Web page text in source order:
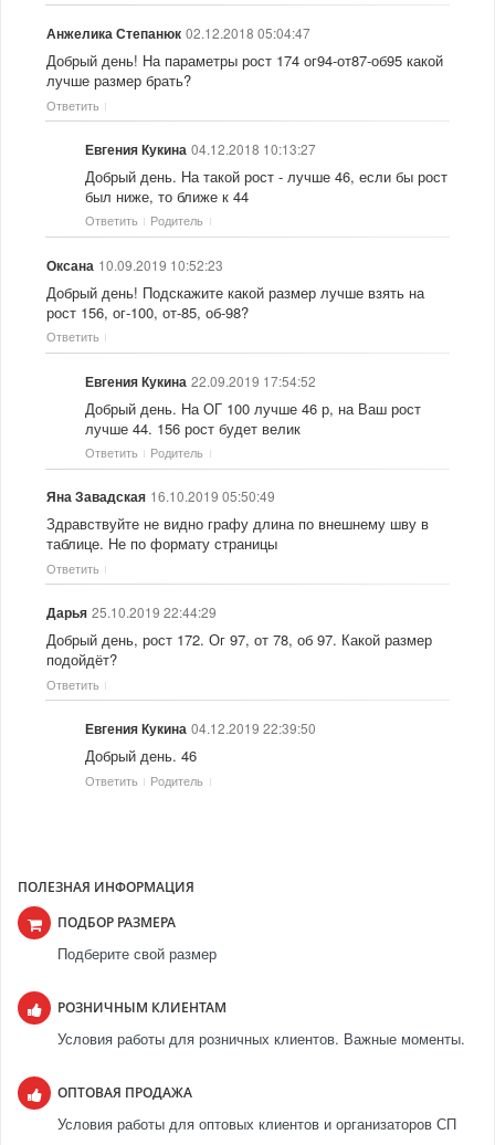
Анжелика Степанюк 02.12.2018 05:04:47
Добрый день! На параметры рост 174 ог94-от87-об95 какой
лучше размер брать?
Ответить
Евгения Кукина 04.12.2018 10:13:27
Добрый день. На такой рост - лучше 46, если бы рост
был ниже, то ближе к 44
Ответить Родитель
Оксана 10.09.2019 10:52:23
Добрый день! Подскажите какой размер лучше взять на
рост 156, ог-100, от-85, об-98?
Ответить
Евгения Кукина 22.09.2019 17:54:52
Добрый день. На ОГ 100 лучше 46 р, на Ваш рост
лучше 44. 156 рост будет велик
Ответить Родитель
Яна Завадская 16.10.2019 05:50:49
Здравствуйте не видно графу длина по внешнему шву в
таблице. Не по формату страницы
Ответить
Дарья 25.10.2019 22:44:29
Добрый день, рост 172. Ог 97, от 78, об 97. Какой размер
подойдёт?
Ответить
Евгения Кукина 04.12.2019 22:39:50
Добрый день. 46
Ответить Родитель
ПОЛЕЗНАЯ ИНФОРМАЦИЯ
ПОДБОР РАЗМЕРА
Подберите свой размер
РОЗНИЧНЫМ КЛИЕНТАМ
Условия работы для розничных клиентов. Важные моменты.
ОПТОВАЯ ПРОДАЖА
Условия работы для оптовых клиентов и организаторов СП